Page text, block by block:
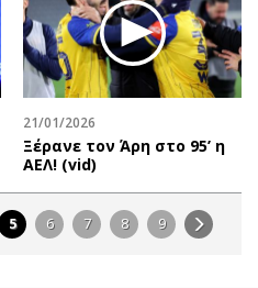
21/01/2026
Ξέρανε τον Άρη στο 95’ η
ΑΕΛ! (vid)
5 6 7 8 9